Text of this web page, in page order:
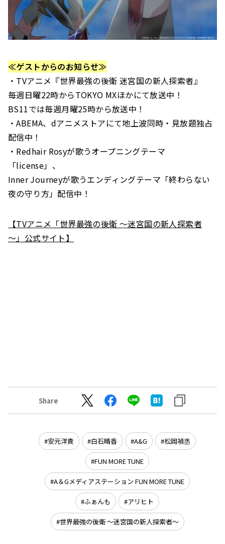
≪ゲストからのお知らせ≫
・TVアニメ『世界最強の後衛 迷宮国の新人探索者』
毎週日曜22時からTOKYO MXほかにて放送中！
BS11では毎週月曜25時から放送中！
・ABEMA、dアニメストアにて地上波同時・見放題独占
配信中！
・Redhair Rosyが歌うオープニングテーマ
「license」、
Inner Journeyが歌うエンディングテーマ「終わらない
夜の守り方」配信中！
【TVアニメ「世界最強の後衛 ～迷宮国の新人探索者
～」公式サイト】
Share
安元洋貴 白石晴香 A&G 松岡禎丞
FUN MORE TUNE
A＆Gメディアステーション FUN MORE TUNE
ふぁんも アリヒト
世界最強の後衛 ～迷宮国の新人探索者～